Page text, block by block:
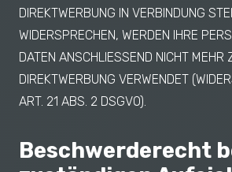
DIREKTWERBUNG IN VERBINDUNG
WIDERSPRECHEN, WERDEN IHRE
DATEN ANSCHLIESSEND NICHT MEHR
DIREKTWERBUNG VERWENDET
ART. 21 ABS. 2 DSGVO).
Beschwerde­recht